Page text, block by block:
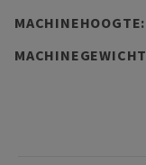
MACHINEHOOGTE:
MACHINEGEWICHT